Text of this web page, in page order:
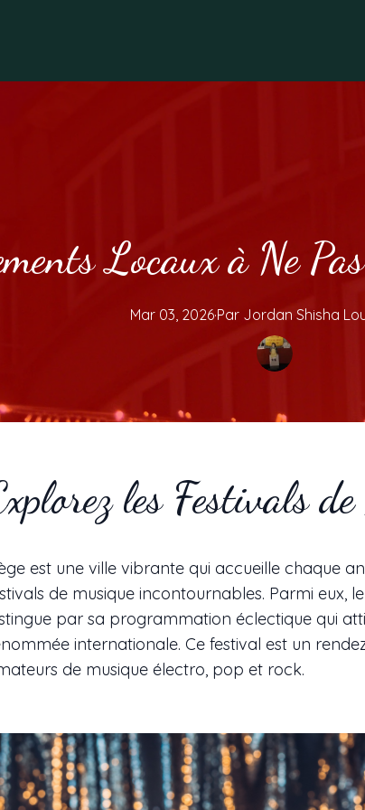
Locaux à Ne
Mar 03, 2026·Par Jordan Shisha
les Festivals
est une ville vibrante qui accueille chaque
de musique incontournables. Parmi eux, le
par sa programmation éclectique qui
internationale. Ce festival est un
de musique électro, pop et rock.